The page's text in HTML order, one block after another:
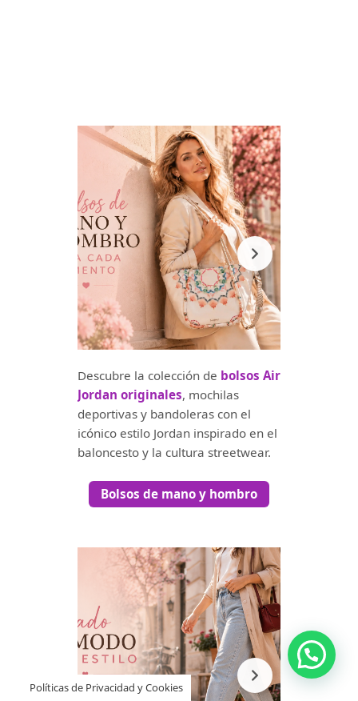
Descubre la colección de bolsos Air
Jordan originales, mochilas
deportivas y bandoleras con el
icónico estilo Jordan inspirado en el
baloncesto y la cultura streetwear.
Bolsos de mano y hombro
Políticas de Privacidad y Cookies